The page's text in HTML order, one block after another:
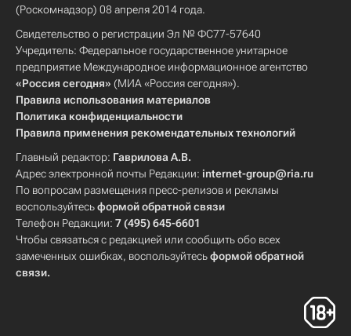
(Роскомнадзор) 08 апреля 2014 года.
Свидетельство о регистрации Эл № ФС77-57640
Учредитель: Федеральное государственное унитарное
предприятие Международное информационное агентство
«Россия сегодня» (МИА «Россия сегодня»).
Правила использования материалов
Политика конфиденциальности
Правила применения рекомендательных технологий
Главный редактор: Гаврилова А.В.
Адрес электронной почты Редакции: internet-group@ria.ru
По вопросам размещения пресс-релизов и рекламы
воспользуйтесьформой обратной связи
Телефон Редакции: 7 (495) 645-6601
Чтобы связаться с редакцией или сообщить обо всех
замеченных ошибках, воспользуйтесьформой обратной
связи.